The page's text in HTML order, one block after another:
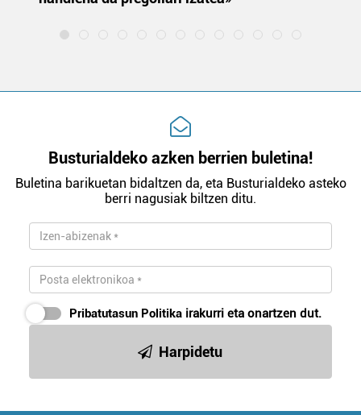
Busturialdeko azken berrien buletina!
Buletina barikuetan bidaltzen da, eta Busturialdeko asteko
berri nagusiak biltzen ditu.
Pribatutasun Politika irakurri eta onartzen dut.
Harpidetu